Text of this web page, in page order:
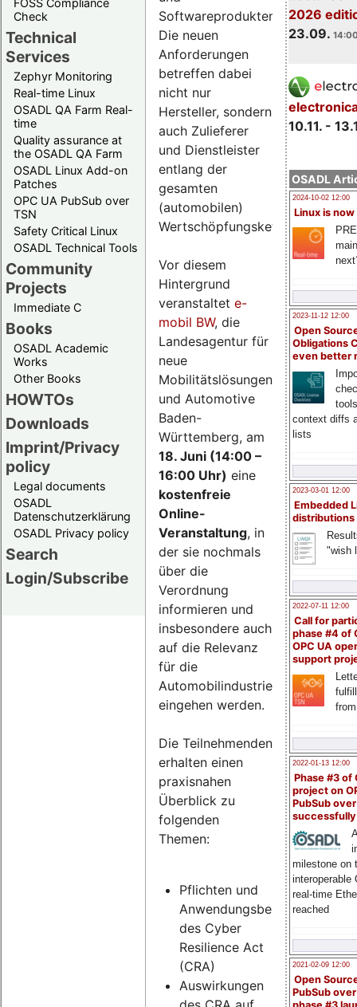
Check
Technical
Services
Zephyr Monitoring
Real-time Linux
OSADL QA Farm Real-
time
Quality assurance at
the OSADL QA Farm
OSADL Linux Add-on
Patches
OPC UA PubSub over
TSN
Safety Critical Linux
OSADL Technical Tools
Community
Projects
Immediate C
Books
OSADL Academic
Works
Other Books
HOWTOs
Downloads
Imprint/Privacy
policy
Legal documents
OSADL
Datenschutzerklärung
OSADL Privacy policy
Search
Login/Subscribe
2026
23.09.
10.11. -
OSADL
2024-10-02 12:00
Linux is now
2023-11-12 12:00
Open
Obligations
even better
context diffs
lists
2023-03-01 12:00
Embedded
distributions
"wish
2022-07-11 12:00
Call for
phase #4 of
OPC UA
support
2022-01-13 12:00
Phase #3 of
project on
PubSub over
milestone on
interoperable
real-time
reached
2021-02-09 12:00
Open
PubSub
Softwareprodukten.
Die neuen
Anforderungen
betreffen dabei
nicht nur
Hersteller, sondern
auch Zulieferer
und Dienstleister
entlang der
gesamten
(automobilen)
Wertschöpfungskette.
Vor diesem
Hintergrund
veranstaltet e-
mobil BW, die
Landesagentur für
neue
Mobilitätslösungen
und Automotive
Baden-
Württemberg, am
18. Juni (14:00 –
16:00 Uhr) eine
kostenfreie
Online-
Veranstaltung, in
der sie nochmals
über die
Verordnung
informieren und
insbesondere auch
auf die Relevanz
für die
Automobilindustrie
eingehen werden.
Die Teilnehmenden
erhalten einen
praxisnahen
Überblick zu
folgenden
Themen:
Pflichten und
Anwendungsbereich
des Cyber
Resilience Act
(CRA)
Auswirkungen